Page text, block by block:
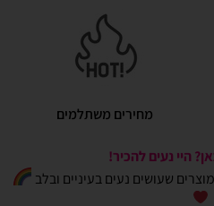
מחירים משתלמים
היי נעים להכיר!
שעושים נעים בעיניים ובלב